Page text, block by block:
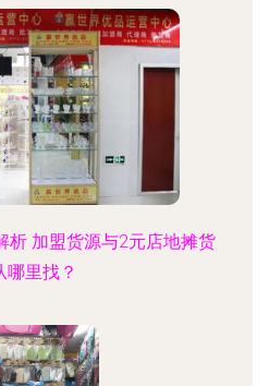
析 加盟货源与2元店地摊货
哪里找？